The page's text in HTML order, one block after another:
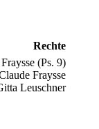
Rechte
(Ps. 9)
Fraysse
Leuschner